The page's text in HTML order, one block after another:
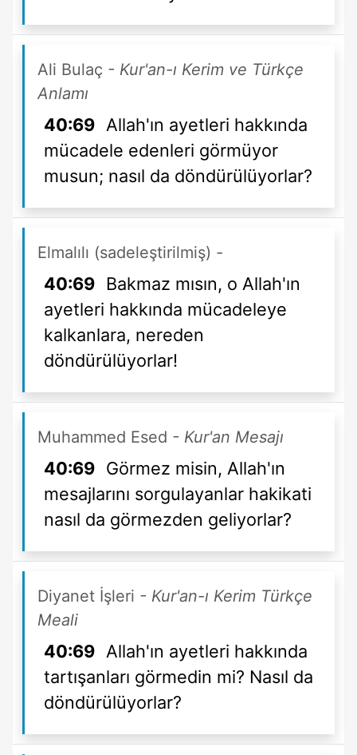
Ali Bulaç - Kur'an-ı Kerim ve Türkçe
Anlamı
40:69 Allah'ın ayetleri hakkında
mücadele edenleri görmüyor
musun; nasıl da döndürülüyorlar?
Elmalılı (sadeleştirilmiş) -
40:69
Bakmaz mısın, o Allah'ın
ayetleri hakkında mücadeleye
kalkanlara, nereden
döndürülüyorlar!
Muhammed Esed - Kur'an Mesajı
40:69 Görmez misin, Allah'ın
mesajlarını sorgulayanlar hakikati
nasıl da görmezden geliyorlar?
Diyanet İşleri - Kur'an-ı Kerim Türkçe
Meali
40:69 Allah'ın ayetleri hakkında
tartışanları görmedin mi? Nasıl da
döndürülüyorlar?